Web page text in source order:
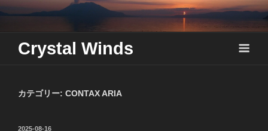
Skip
content
Crystal Winds
カテゴリー: CONTAX ARIA
投
2025-08-16